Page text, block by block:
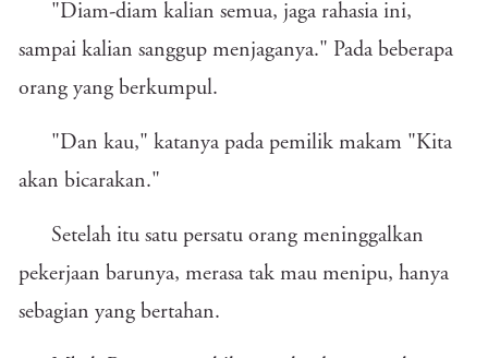
"Diam-diam kalian semua, jaga rahasia ini,
sampai kalian sanggup menjaganya." Pada beberapa
orang yang berkumpul.
"Dan kau," katanya pada pemilik makam "Kita
akan bicarakan."
Setelah itu satu persatu orang meninggalkan
pekerjaan barunya, merasa tak mau menipu, hanya
sebagian yang bertahan.